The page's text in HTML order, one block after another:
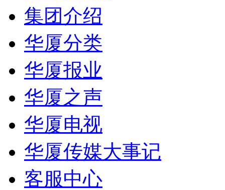
集团介绍
华厦分类
华厦报业
华厦之声
华厦电视
华厦传媒大事记
客服中心